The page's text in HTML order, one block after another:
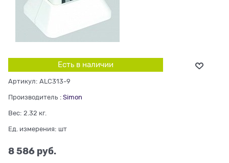
Есть в наличии
Артикул: ALC313-9
Производитель : Simon
Вес: 2.32 кг.
Ед. измерения: шт
8 586 руб.